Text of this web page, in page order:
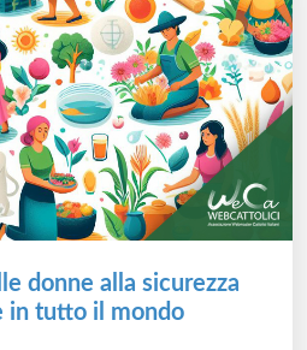
donne alla sicurezza
in tutto il mondo